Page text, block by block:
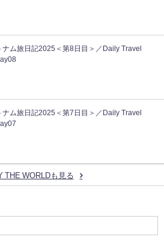
ナム旅日記2025＜第8日目＞／Daily Travel
ナム旅日記2025＜第7日目＞／Daily Travel
THE WORLDも見る